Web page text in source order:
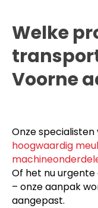
Welke
Voorne
Onze
hoogwaardig
Of het nu
– onze aanpak
aangepast.